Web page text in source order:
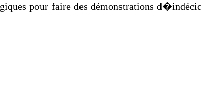
pour faire des démonstrations